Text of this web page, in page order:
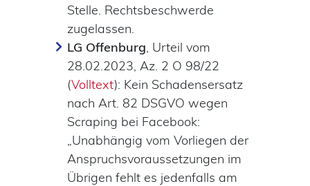
Stelle. Rechtsbeschwerde
zugelassen.
LG Offenburg, Urteil vom
28.02.2023, Az. 2 O 98/22
(Volltext): Kein Schadensersatz
nach Art. 82 DSGVO wegen
Scraping bei Facebook:
„Unabhängig vom Vorliegen der
Anspruchsvoraussetzungen im
Übrigen fehlt es jedenfalls am